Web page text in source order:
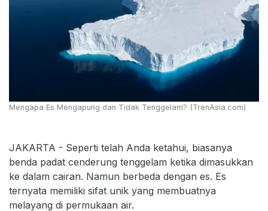
Mengapa Es Mengapung dan Tidak Tenggelam? (TrenAsia.com)
JAKARTA - Seperti telah Anda ketahui, biasanya
benda padat cenderung tenggelam ketika dimasukkan
ke dalam cairan. Namun berbeda dengan es. Es
ternyata memiliki sifat unik yang membuatnya
melayang di permukaan air.